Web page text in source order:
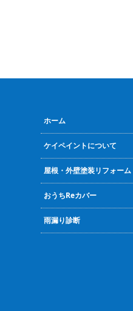
ホーム
ケイペイントについて
屋根・外壁塗装リフォーム
おうちReカバー
雨漏り診断